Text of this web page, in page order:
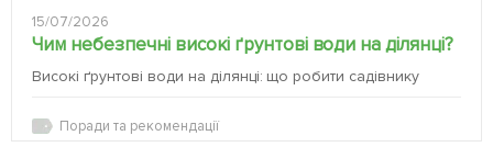
15/07/2026
Чим небезпечні високі ґрунтові води на ділянці?
Високі ґрунтові води на ділянці: що робити садівнику
Поради та рекомендації